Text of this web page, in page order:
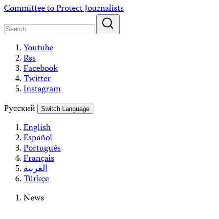
Skip
content
Committee to Protect Journalists
Youtube
Rss
Facebook
Twitter
Instagram
Русский
Switch Language
English
Español
Português
Français
العربية
Türkçe
News